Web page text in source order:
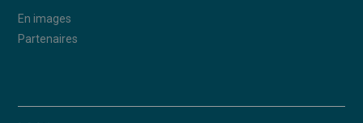
En images
Partenaires